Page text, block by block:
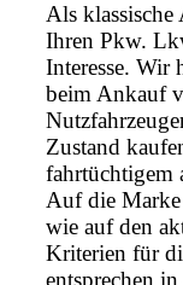
Als
Ihren Pkw.
Interesse. Wir
beim Ankauf
Zustand
fahrtüchtigem
Auf die Marke
wie auf den
Kriterien für
entsprechen